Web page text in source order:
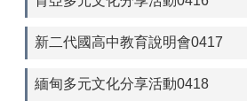
新二代國高中教育說明會0417
緬甸多元文化分享活動0418